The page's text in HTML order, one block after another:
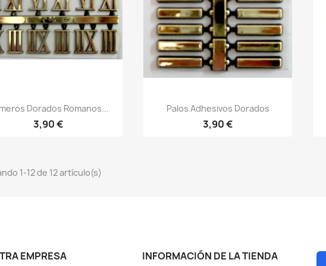
Dorados Romanos...
3,90 €
Palos Adhesivos Dorados
3,90 €
1-12 de 12 artículo(s)
EMPRESA INFORMACIÓN DE LA TIENDA